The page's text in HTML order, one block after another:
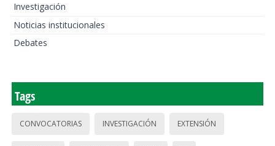
Investigación
Noticias institucionales
Debates
Tags
CONVOCATORIAS INVESTIGACIÓN EXTENSIÓN